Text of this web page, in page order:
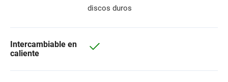
discos duros
Intercambiable en
caliente